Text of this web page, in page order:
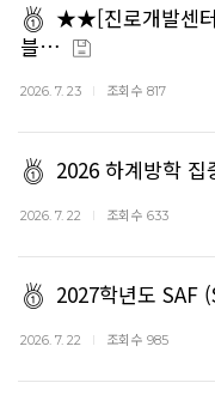
★★[진로개발센터
블…
2026. 7. 23 조회수 817
2026 하계방학 집
2026. 7. 22 조회수 633
2027학년도
2026. 7. 22 조회수 985